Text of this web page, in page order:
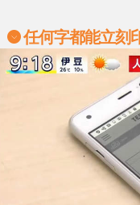
任何字都能立刻